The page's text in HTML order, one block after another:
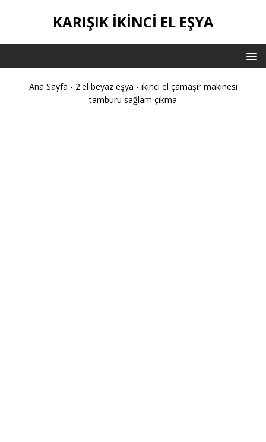
KARIŞIK IKINCI EL EŞYA
Ana Sayfa - 2.el beyaz eşya - ikinci el çamaşır makinesi
tamburu sağlam çıkma